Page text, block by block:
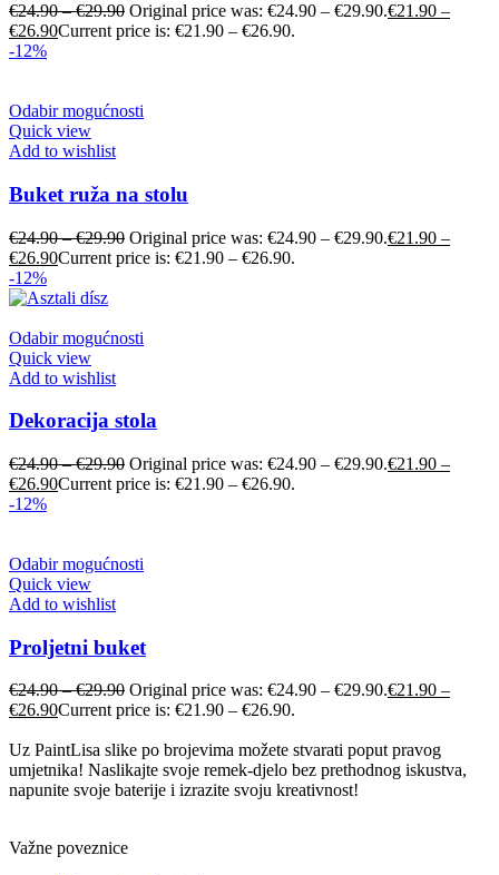
€24.90–€29.90 Original price was: €24.90 – €29.90.€21.90 –
€26.90Current price is: €21.90 – €26.90.
-12%
Odabir mogućnosti
Quick view
Add to wishlist
Buket ruža na stolu
€24.90–€29.90 Original price was: €24.90 – €29.90.€21.90 –
€26.90Current price is: €21.90 – €26.90.
-12%
Odabir mogućnosti
Quick view
Add to wishlist
Dekoracija stola
€24.90–€29.90 Original price was: €24.90 – €29.90.€21.90 –
€26.90Current price is: €21.90 – €26.90.
-12%
Odabir mogućnosti
Quick view
Add to wishlist
Proljetni buket
€24.90–€29.90 Original price was: €24.90 – €29.90.€21.90 –
€26.90Current price is: €21.90 – €26.90.
Uz PaintLisa slike po brojevima možete stvarati poput pravog
umjetnika! Naslikajte svoje remek-djelo bez prethodnog iskustva,
napunite svoje baterije i izrazite svoju kreativnost!
Važne poveznice